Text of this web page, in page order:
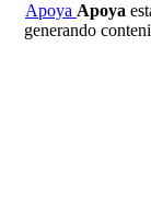
Apoya Apoya
generando